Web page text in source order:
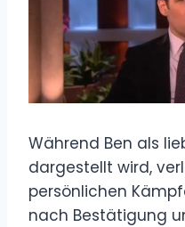
Während Ben als
dargestellt wird,
persönlichen
nach Bestätigung